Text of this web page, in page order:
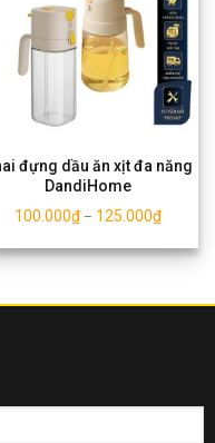
đựng dầu ăn xịt đa năng
DandiHome
100.000₫– 125.000₫